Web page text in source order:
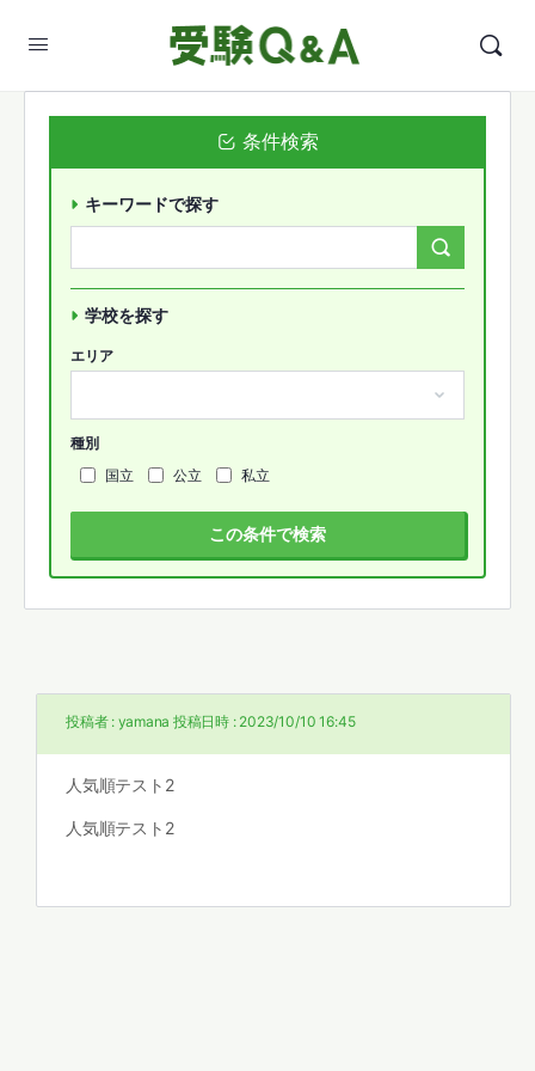
投稿者 : yamana 投稿日時 : 2023/10/10 16:45
人気順テスト2
人気順テスト2
条件検索
キーワードで探す
学校を探す
エリア
種別
国立
公立 私立
この条件で検索